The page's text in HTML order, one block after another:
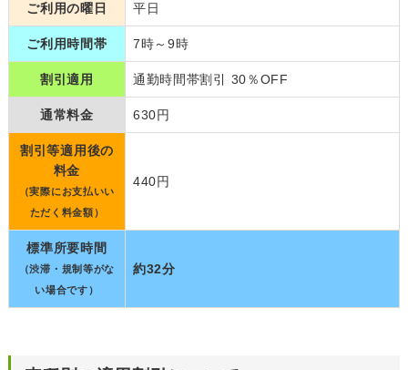
ご利用の曜日 平日
ご利用時間帯 7時～9時
割引適用 通勤時間帯割引 30％OFF
通常料金 630円
割引等適用後の
料金
（実際にお支払いい
ただく料金額）
440円
標準所要時間
（渋滞・規制等がな
い場合です）
約32分